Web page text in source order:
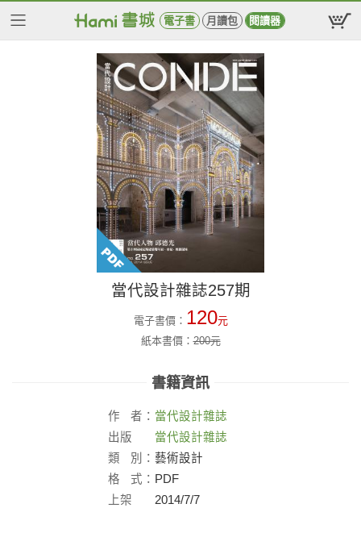
電子書 月讀包 閱讀器
當代設計雜誌257期
電子書價： 120元
紙本書價：200元
書籍資訊
作 者： 當代設計雜誌
出版
社：
當代設計雜誌
類
別： 藝術設計
格
式： PDF
上架
2014/7/7